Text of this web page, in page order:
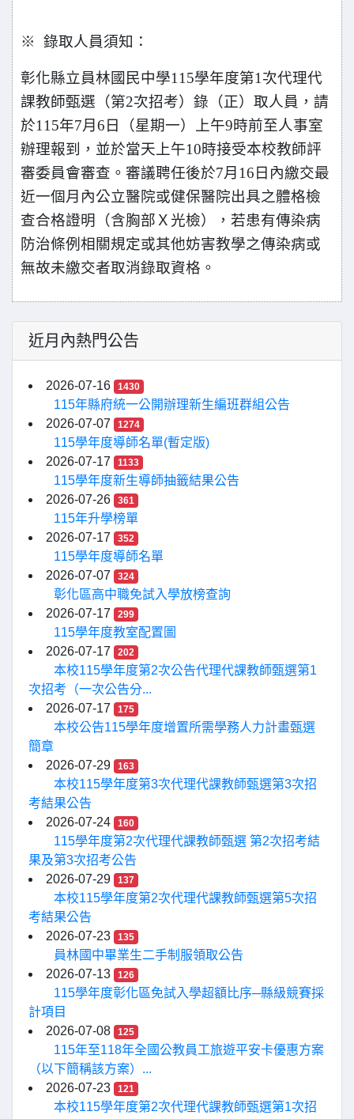
※ 錄取人員須知：
彰化縣立員林國民中學115學年度第1次代理代
課教師甄選（第2次招考）錄 （正）取人員，請
於115年7月6日（星期一）上午9時前至人事室
辦理報到，並於當天上午10時接受本校教師評
審委員會審查。審議聘任後於7月16日內繳交最
近一個月內公立醫院或健保醫院出具之體格檢
查合格證明（含胸部Ｘ光檢），若患有傳染病
防治條例相關規定或其他妨害教學之傳染病或
無故未繳交者取消錄取資格。
近月內熱門公告
2026-07-16 1430
115年縣府統一公開辦理新生編班群組公告
2026-07-07
1274
115學年度導師名單(暫定版)
2026-07-17
1133
115學年度新生導師抽籤結果公告
2026-07-26
361
115年升學榜單
2026-07-17
352
115學年度導師名單
2026-07-07
324
彰化區高中職免試入學放榜查詢
2026-07-17
299
115學年度教室配置圖
2026-07-17
202
本校115學年度第2次公告代理代課教師甄選第1
次招考（一次公告分...
2026-07-17
175
本校公告115學年度增置所需學務人力計畫甄選
簡章
2026-07-29
163
本校115學年度第3次代理代課教師甄選第3次招
考結果公告
2026-07-24
160
115學年度第2次代理代課教師甄選 第2次招考結
果及第3次招考公告
2026-07-29
137
本校115學年度第2次代理代課教師甄選第5次招
考結果公告
2026-07-23
135
員林國中畢業生二手制服領取公告
2026-07-13
126
115學年度彰化區免試入學超額比序─縣級競賽採
計項目
2026-07-08
125
115年至118年全國公教員工旅遊平安卡優惠方案
（以下簡稱該方案）...
2026-07-23
121
本校115學年度第2次代理代課教師甄選第1次招